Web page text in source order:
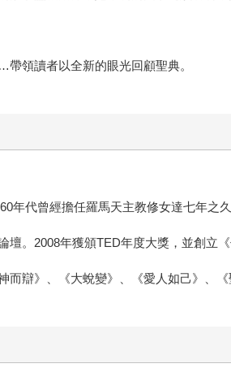
領讀者以全新的眼光回顧聖典。
年代曾經擔任羅馬天主教修女達七年之
。2008年獲頒TED年度大獎，並創立
辯》、《大蛻變》、《愛人如己》、